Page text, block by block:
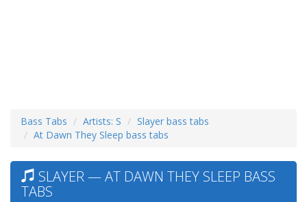
Bass Tabs Artists: S
Slayer bass tabs
At Dawn They Sleep bass tabs
SLAYER — AT DAWN THEY SLEEP BASS
TABS